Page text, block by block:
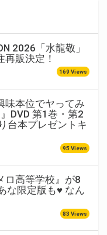
2026「水龍敬」
販決定！
169 Views
味本位でヤってみ
DVD 第1巻・第2
台本プレゼントキ
95 Views
ロ高等学校』が8
な限定版も♥ なん
83 Views